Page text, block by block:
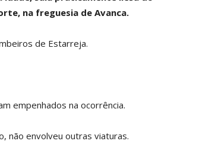
na freguesia de Avanca.
de Estarreja.
empenhados na ocorrência.
não envolveu outras viaturas.